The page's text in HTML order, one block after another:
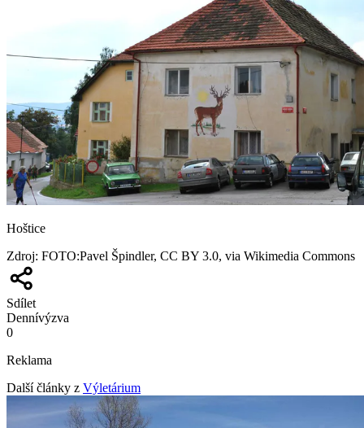
Hoštice
Zdroj: FOTO:Pavel Špindler, CC BY 3.0, via Wikimedia Commons
Sdílet
Dennívýzva
0
Reklama
Další články z Výletárium